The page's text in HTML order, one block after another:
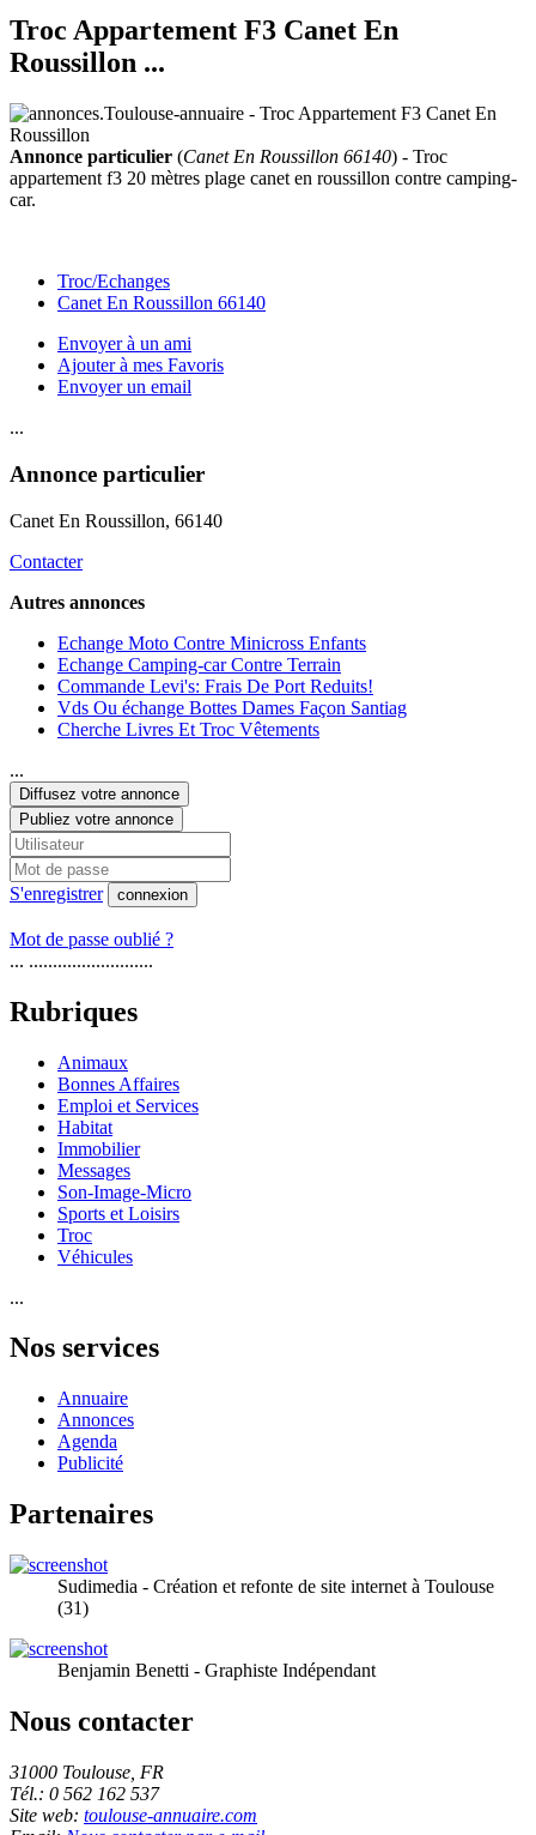
Troc Appartement F3 Canet En
Roussillon ...
Annonce particulier (Canet En Roussillon 66140) - Troc
appartement f3 20 mètres plage canet en roussillon contre camping-
car.
Troc/Echanges
Canet En Roussillon 66140
Envoyer à un ami
Ajouter à mes Favoris
Envoyer un email
...
Annonce particulier
Canet En Roussillon, 66140
Contacter
Autres annonces
Echange Moto Contre Minicross Enfants
Echange Camping-car Contre Terrain
Commande Levi's: Frais De Port Reduits!
Vds Ou échange Bottes Dames Façon Santiag
Cherche Livres Et Troc Vêtements
...
Diffusez votre annonce
Publiez votre annonce
S'enregistrer connexion
Mot de passe oublié ?
... ..........................
Rubriques
Animaux
Bonnes Affaires
Emploi et Services
Habitat
Immobilier
Messages
Son-Image-Micro
Sports et Loisirs
Troc
Véhicules
...
Nos services
Annuaire
Annonces
Agenda
Publicité
Partenaires
Sudimedia - Création et refonte de site internet à Toulouse
(31)
Benjamin Benetti - Graphiste Indépendant
Nous contacter
31000 Toulouse, FR
Tél.: 0 562 162 537
Site web: toulouse-annuaire.com